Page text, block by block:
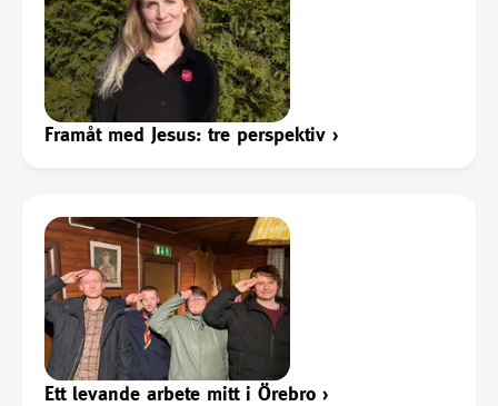
Framåt med Jesus: tre perspektiv ›
Ett levande arbete mitt i Örebro ›